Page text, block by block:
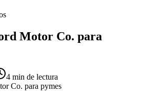
Motor Co. para
4 min de lectura